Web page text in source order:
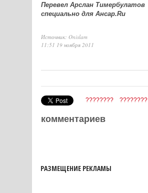
Перевел Арслан Тимербулатов
специально для Ансар.Ru
Источник: Onislam
11:51 19 ноября 2011
???????? ????????
комментариев
РАЗМЕЩЕНИЕ РЕКЛАМЫ